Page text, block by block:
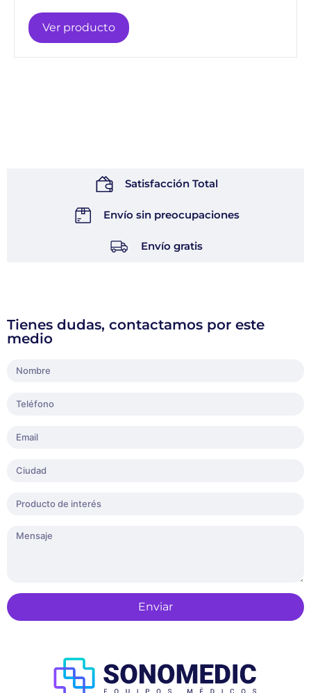
Ver producto
Satisfacción Total
Envío sin preocupaciones
Envío gratis
Tienes dudas, contactamos por este
medio
Enviar